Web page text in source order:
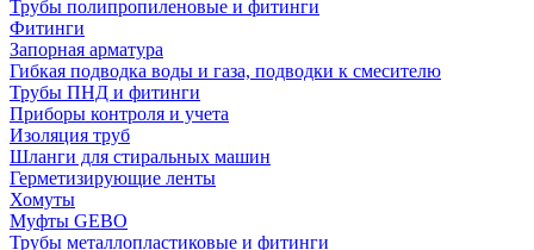
Трубы полипропиленовые и фитинги
Фитинги
Запорная арматура
Гибкая подводка воды и газа, подводки к смесителю
Трубы ПНД и фитинги
Приборы контроля и учета
Изоляция труб
Шланги для стиральных машин
Герметизирующие ленты
Хомуты
Муфты GEBO
Трубы металлопластиковые и фитинги